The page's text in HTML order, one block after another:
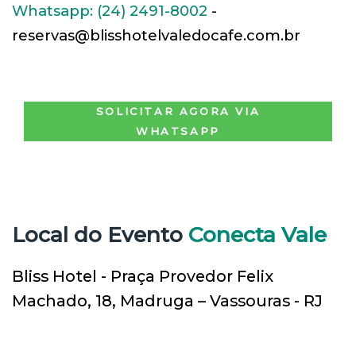
Whatsapp: (24) 2491-8002 -
reservas@blisshotelvaledocafe.com.br
SOLICITAR AGORA VIA
WHATSAPP
Local do Evento Conecta Vale
Bliss Hotel - Praça Provedor Felix
Machado, 18, Madruga – Vassouras - RJ